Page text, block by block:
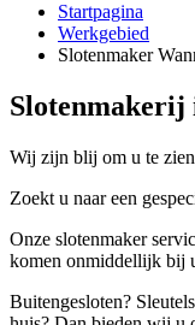
Startpagina
Werkgebied
Slotenmaker
Wij zijn blij om u te
Zoekt u naar een
Onze slotenmaker
komen onmiddellijk bij
Buitengesloten?